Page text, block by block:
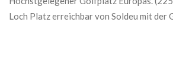
Loch Platz erreichbar von Soldeu mit der